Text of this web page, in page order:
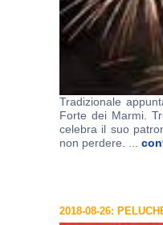
Tradizionale
Forte dei Marmi.
celebra il suo
non perdere. ...
2018-08-26: